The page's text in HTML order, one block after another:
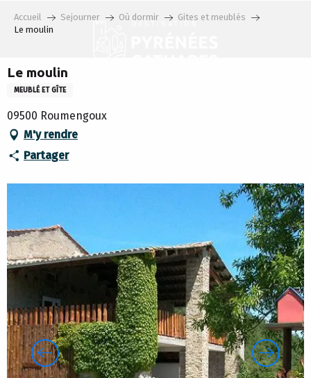
Accueil Sejourner Où dormir
Gites et meublés
Le moulin
Le moulin
MEUBLÉ ET GÎTE
09500 Roumengoux
M'y rendre
Partager